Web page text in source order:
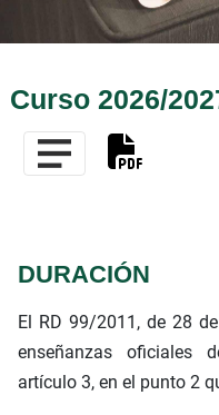
Curso 2026/
DURACIÓN
El RD 99/2011, de 28
enseñanzas oficiales
artículo 3, en el punto 2